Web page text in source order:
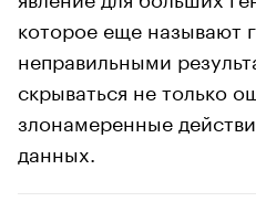
которое еще называют
неправильными
скрываться не только
злонамеренные
данных.